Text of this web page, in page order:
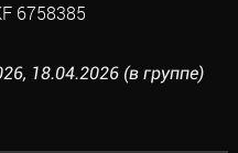
6758385
18.04.2026 (в группе)